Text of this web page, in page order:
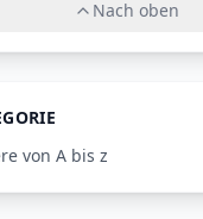
Nach oben
von A bis z